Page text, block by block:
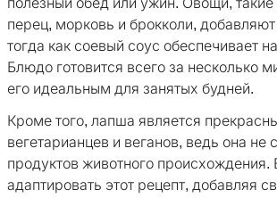
полезный обед или ужин. Овощи, такие
перец, морковь и брокколи, добавляют
тогда как соевый соус обеспечивает
Блюдо готовится всего за несколько
его идеальным для занятых будней.
Кроме того, лапша является
вегетарианцев и веганов, ведь она не
продуктов животного происхождения.
адаптировать этот рецепт, добавляя